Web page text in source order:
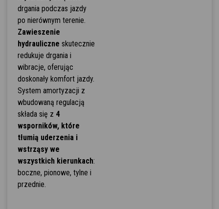
drgania podczas jazdy
po nierównym terenie.
Zawieszenie
hydrauliczne skutecznie
redukuje drgania i
wibracje, oferując
doskonały komfort jazdy.
System amortyzacji z
wbudowaną regulacją
składa się z 4
wsporników, które
tłumią uderzenia i
wstrząsy we
wszystkich kierunkach:
boczne, pionowe, tylne i
przednie.